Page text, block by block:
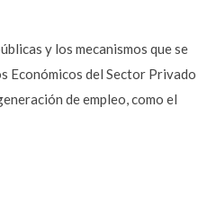
y los mecanismos que se
Económicos del Sector Privado
de empleo, como el